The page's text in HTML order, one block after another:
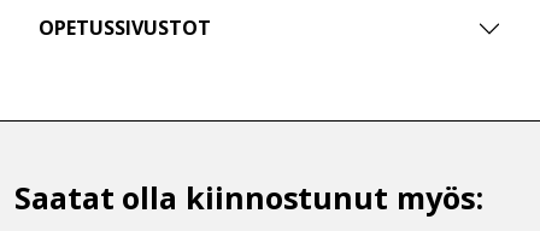
OPETUSSIVUSTOT
Saatat olla kiinnostunut myös: